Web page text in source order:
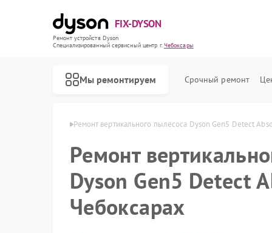
FIX-DYSON
Ремонт устройств Dyson
Специализированный cервисный центр г.Чебоксары
Мы ремонтируем Срочный ремонт
Ремонт вертикального пылесоса Dyson Gen5 Detect
Ремонт
Dyson Gen5 Detect
Чебоксарах